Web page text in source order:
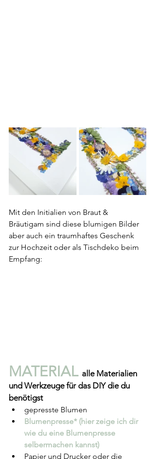
Mit den Initialien von Braut &
Bräutigam sind diese blumigen Bilder
aber auch ein traumhaftes Geschenk
zur Hochzeit oder als Tischdeko beim
Empfang:
MATERIAL alle Materialien
und Werkzeuge für das DIY die du
benötigst
gepresste Blumen
Blumenpresse* (hier zeige ich dir
wie du eine Blumenpresse
selbermachen kannst)
Papier und Drucker oder die